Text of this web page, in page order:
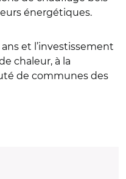
énergétiques.
et l’investissement
chaleur, à la
de communes des